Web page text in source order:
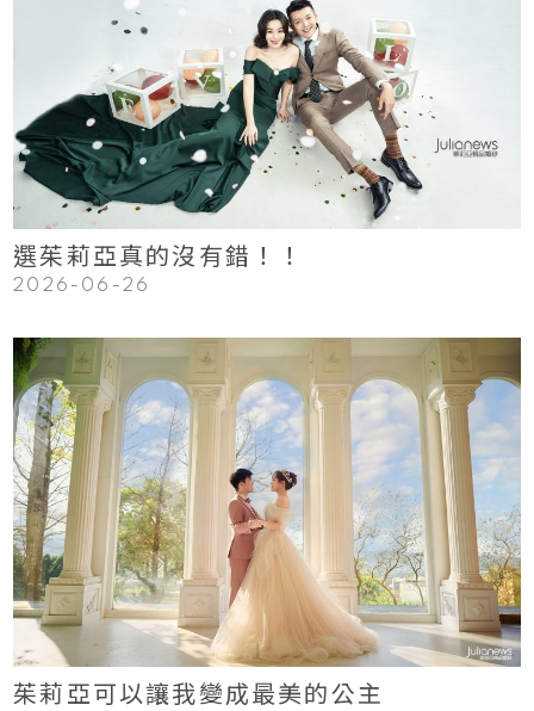
123
Read More
選茱莉亞真的沒有錯！！
2026-06-26
123
Read More
茱莉亞可以讓我變成最美的公主